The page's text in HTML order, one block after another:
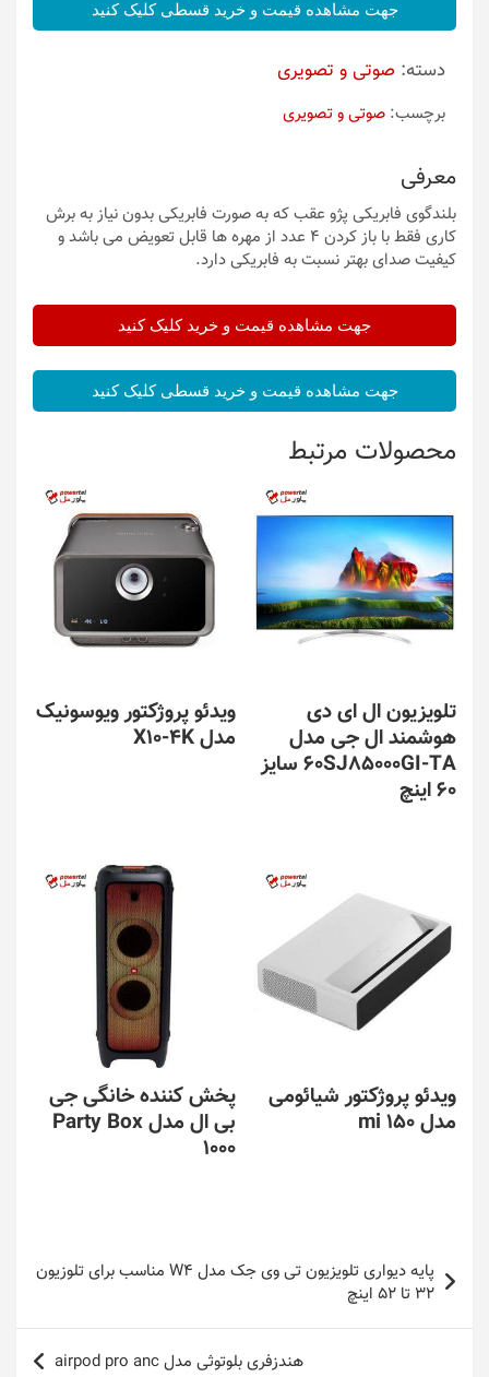
جهت مشاهده قیمت و خرید قسطی کلیک کنید
دسته: صوتی و تصویری
برچسب: صوتی و تصویری
معرفی
بلندگوی فابریکی پژو عقب که به صورت فابریکی بدون نیاز به برش
کاری فقط با باز کردن 4 عدد از مهره ها قابل تعویض می باشد و
کیفیت صدای بهتر نسبت به فابریکی دارد.
جهت مشاهده قیمت و خرید کلیک کنید
جهت مشاهده قیمت و خرید قسطی کلیک کنید
محصولات مرتبط
تلویزیون ال ای دی
هوشمند ال جی مدل
60SJ85000GI-TA سایز
60 اینچ
ویدئو پروژکتور ویوسونیک
مدل X10-4K
ویدئو پروژکتور شیائومی
مدل mi 150
پخش کننده خانگی جی
بی ال مدل Party Box
1000
راهبری
نوشته
پایه دیواری تلویزیون تی وی جک مدل W4 مناسب برای تلوزیون
32 تا 52 اینچ
هندزفری بلوتوثی مدل airpod pro anc